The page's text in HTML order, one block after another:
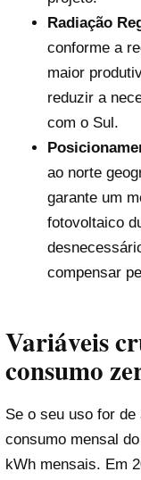
Radiação
conforme a
maior
reduzir a
com o Sul.
ao norte
garante um
fotovoltaico
compensar
Variáveis
consumo
Se o seu uso for
consumo mensal
kWh mensais. Em